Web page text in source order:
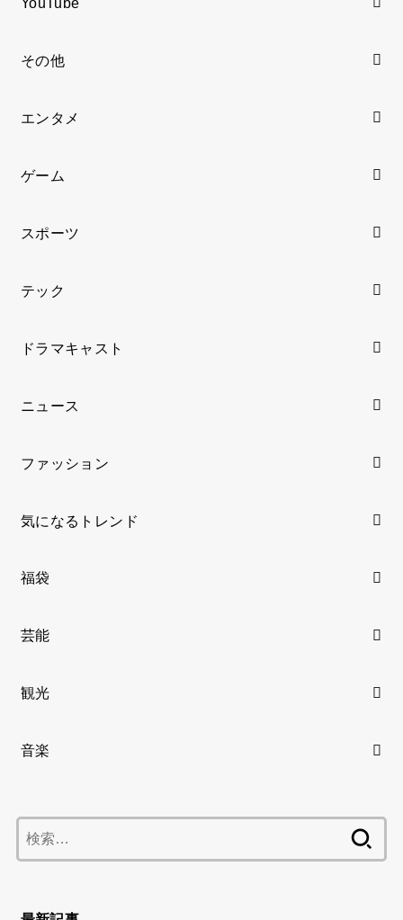
その他
エンタメ
ゲーム
スポーツ
テック
ドラマキャスト
ニュース
ファッション
気になるトレンド
福袋
芸能
観光
音楽
索: